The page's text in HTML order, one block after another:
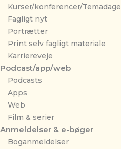
Kurser/konferencer/Temadage
Fagligt nyt
Portrætter
Print selv fagligt materiale
Karriereveje
Podcast/app/web
Podcasts
Apps
Web
Film & serier
Anmeldelser & e-bøger
Boganmeldelser